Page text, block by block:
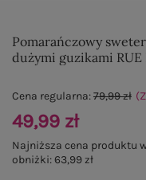
Pomarańczowy
dużymi guzikami RUE
Cena regularna:79,99 zł
49,99 zł
Najniższa cena produktu
obniżki:63,99 zł